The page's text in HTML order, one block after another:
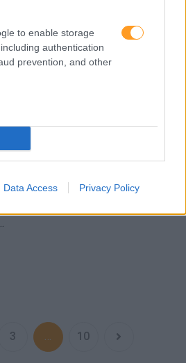
to enable storage
authentication
prevention, and other
Data Access Privacy Policy
corporativas que permitem aos
multiplicidade de serviços, a
3 … 10